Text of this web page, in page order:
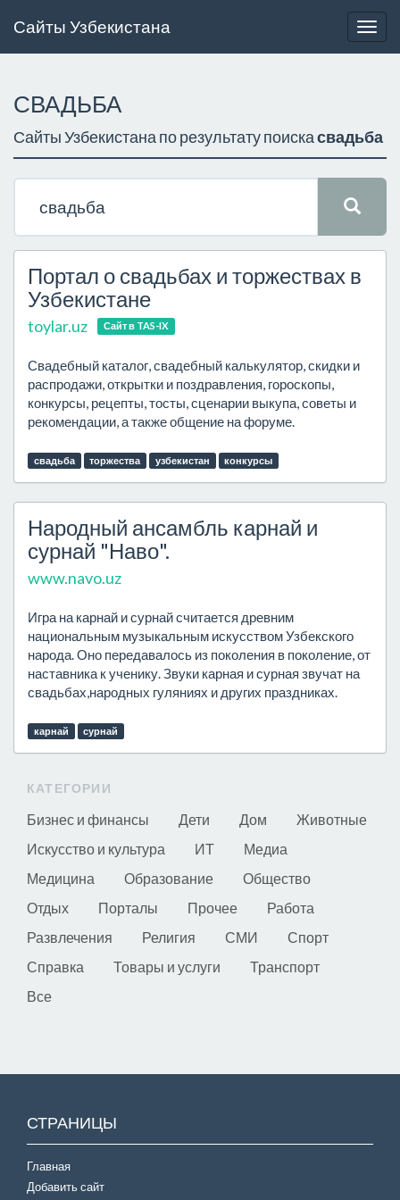
Сайты Узбекистана
СВАДЬБА
Сайты Узбекистана по результату поискасвадьба
Портал о свадьбах и торжествах в
Узбекистане
toylar.uz Сайт в TAS-IX
Свадебный каталог, свадебный калькулятор, скидки и
распродажи, открытки и поздравления, гороскопы,
конкурсы, рецепты, тосты, сценарии выкупа, советы и
рекомендации, а также общение на форуме.
свадьба торжества узбекистан конкурсы
Народный ансамбль карнай и
сурнай "Наво".
www.navo.uz
Игра на карнай и сурнай считается древним
национальным музыкальным искусством Узбекского
народа. Оно передавалось из поколения в поколение, от
наставника к ученику. Звуки карная и сурная звучат на
свадьбах,народных гуляниях и других праздниках.
карнай сурнай
КАТЕГОРИИ
Бизнес и финансы Дети Дом
Животные
Искусство и культура
ИТ
Медиа
Медицина
Образование
Общество
Отдых
Порталы Прочее
Работа
Развлечения
Религия СМИ
Спорт
Справка
Товары и услуги
Транспорт
Все
СТРАНИЦЫ
Главная
Добавить сайт